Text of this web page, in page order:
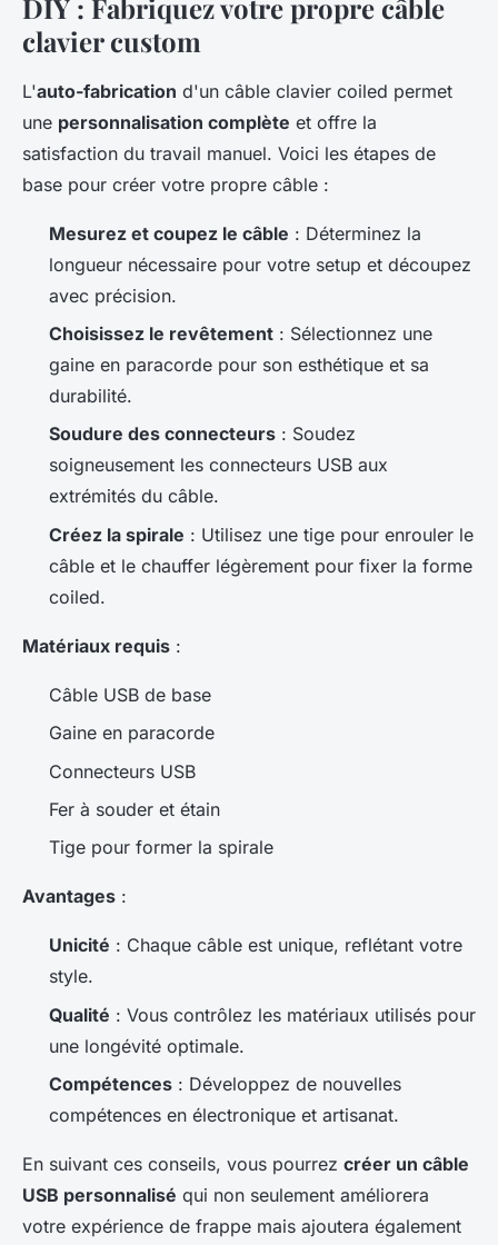
DIY : Fabriquez votre propre câble
clavier custom
L'auto-fabrication d'un câble clavier coiled permet
une personnalisation complète et offre la
satisfaction du travail manuel. Voici les étapes de
base pour créer votre propre câble :
Mesurez et coupez le câble : Déterminez la
longueur nécessaire pour votre setup et découpez
avec précision.
Choisissez le revêtement : Sélectionnez une
gaine en paracorde pour son esthétique et sa
durabilité.
Soudure des connecteurs : Soudez
soigneusement les connecteurs USB aux
extrémités du câble.
Créez la spirale : Utilisez une tige pour enrouler le
câble et le chauffer légèrement pour fixer la forme
coiled.
Matériaux requis :
Câble USB de base
Gaine en paracorde
Connecteurs USB
Fer à souder et étain
Tige pour former la spirale
Avantages :
Unicité : Chaque câble est unique, reflétant votre
style.
Qualité : Vous contrôlez les matériaux utilisés pour
une longévité optimale.
Compétences : Développez de nouvelles
compétences en électronique et artisanat.
En suivant ces conseils, vous pourrez créer un câble
USB personnalisé qui non seulement améliorera
votre expérience de frappe mais ajoutera également